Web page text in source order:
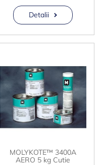
Detalii
MOLYKOTE™ 3400A
AERO 5 kg Cutie